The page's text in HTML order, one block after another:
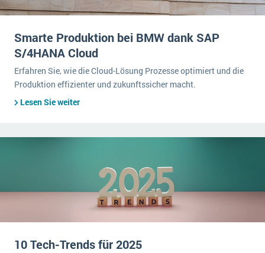
Smarte Produktion bei BMW dank SAP
S/4HANA Cloud
Erfahren Sie, wie die Cloud-Lösung Prozesse optimiert und die
Produktion effizienter und zukunftssicher macht.
Lesen Sie weiter
10 Tech-Trends für 2025